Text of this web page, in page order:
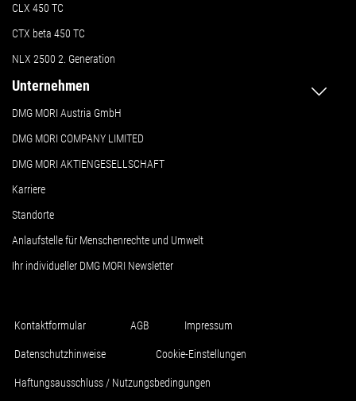
CLX 450 TC
CTX beta 450 TC
NLX 2500 2. Generation
Unternehmen
DMG MORI Austria GmbH
DMG MORI COMPANY LIMITED
DMG MORI AKTIENGESELLSCHAFT
Karriere
Standorte
Anlaufstelle für Menschenrechte und Umwelt
Ihr individueller DMG MORI Newsletter
Kontaktformular AGB Impressum
Datenschutzhinweise Cookie-Einstellungen
Haftungsausschluss / Nutzungsbedingungen